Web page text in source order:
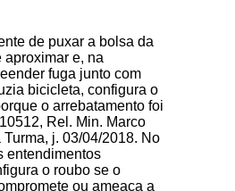
de puxar a bolsa da
aproximar e, na
fuga junto com
bicicleta, configura o
o arrebatamento foi
Rel. Min. Marco
j. 03/04/2018. No
entendimentos
o roubo se o
ou ameaça a